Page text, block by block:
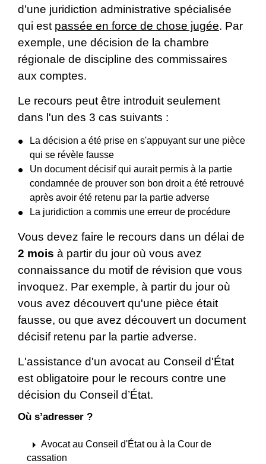
d'une juridiction administrative spécialisée
qui est passée en force de chose jugée. Par
exemple, une décision de la chambre
régionale de discipline des commissaires
aux comptes.
Le recours peut être introduit seulement
dans l'un des 3 cas suivants :
La décision a été prise en s'appuyant sur une pièce
qui se révèle fausse
Un document décisif qui aurait permis à la partie
condamnée de prouver son bon droit a été retrouvé
après avoir été retenu par la partie adverse
La juridiction a commis une erreur de procédure
Vous devez faire le recours dans un délai de
2 mois à partir du jour où vous avez
connaissance du motif de révision que vous
invoquez. Par exemple, à partir du jour où
vous avez découvert qu'une pièce était
fausse, ou que avez découvert un document
décisif retenu par la partie adverse.
L'assistance d'un avocat au Conseil d'État
est obligatoire pour le recours contre une
décision du Conseil d’État.
Où s’adresser ?
arrow_right Avocat au Conseil d'État ou à la Cour de
cassation